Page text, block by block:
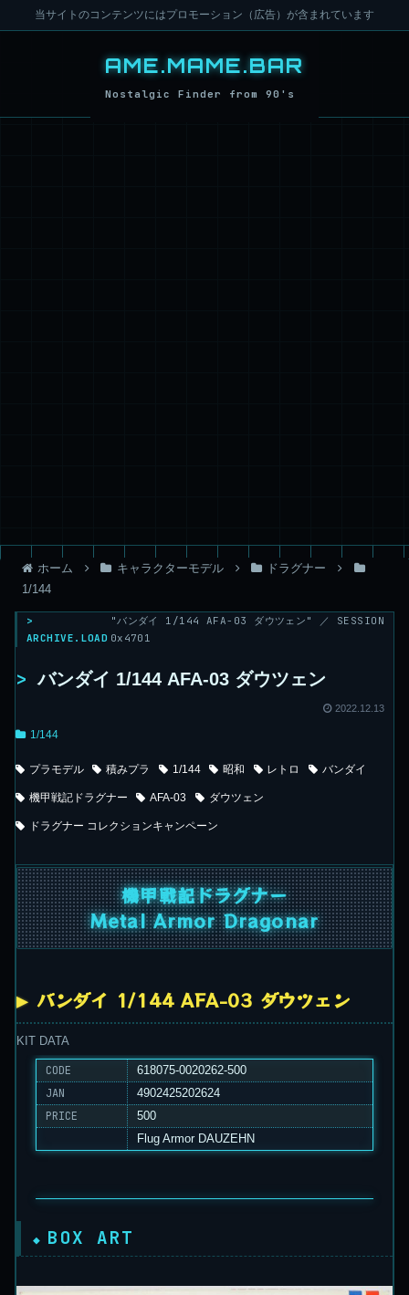
当サイトのコンテンツにはプロモーション（広告）が含まれています
ホーム キャラクターモデル
ドラグナー
1/144
>
ARCHIVE.LOAD
"バンダイ 1/144 AFA-03 ダウツェン" ／ SESSION
0x4701
>バンダイ 1/144 AFA-03 ダウツェン
2022.12.13
1/144
プラモデル 積みプラ 1/144 昭和 レトロ バンダイ
機甲戦記ドラグナー AFA-03 ダウツェン
ドラグナー コレクションキャンペーン
機甲戦記ドラグナー
Metal Armor Dragonar
バンダイ 1/144 AFA-03 ダウツェン
KIT DATA
CODE 618075-0020262-500
JAN 4902425202624
PRICE
500
Flug Armor DAUZEHN
BOX ART